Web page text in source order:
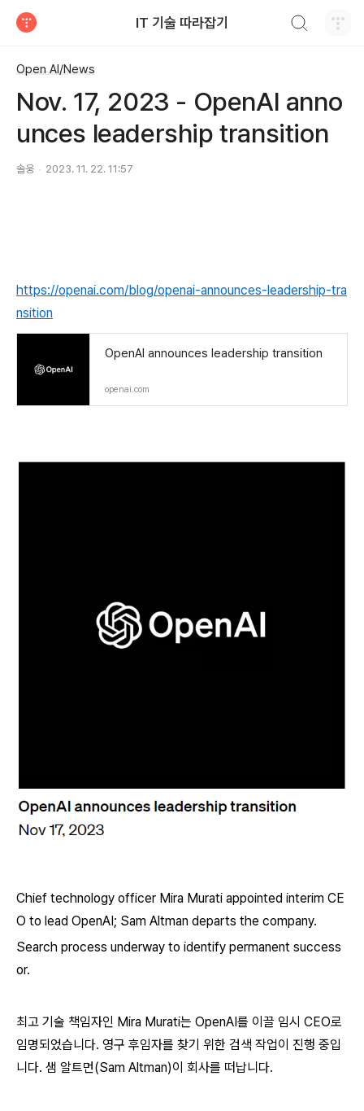
IT 기술 따라잡기
Open AI/News
Nov. 17, 2023 - OpenAI anno
unces leadership transition
솔웅 2023. 11. 22. 11:57
https://openai.com/blog/openai-announces-leadership-tra
nsition
OpenAI announces leadership transition
openai.com
Chief technology officer Mira Murati appointed interim CE
O to lead OpenAI; Sam Altman departs the company.
Search process underway to identify permanent success
or.
최고 기술 책임자인 Mira Murati는 OpenAI를 이끌 임시 CEO로
임명되었습니다. 영구 후임자를 찾기 위한 검색 작업이 진행 중입
니다. 샘 알트먼(Sam Altman)이 회사를 떠납니다.